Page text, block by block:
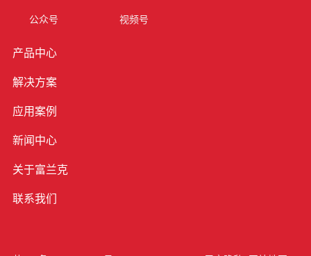
公众号 视频号
产品中心
解决方案
应用案例
新闻中心
关于富兰克
联系我们